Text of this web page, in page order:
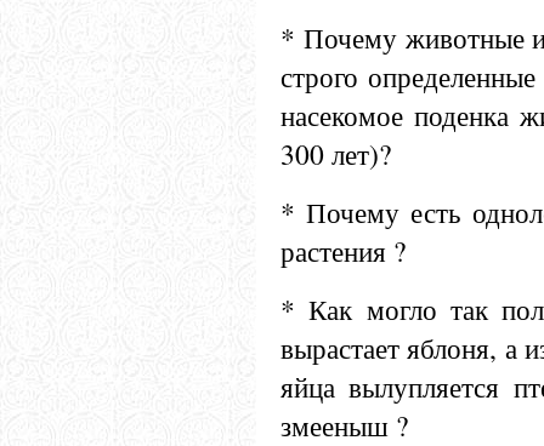
* Почему животные
строго
насекомое поденка
300 лет)?
* Почему есть
растения ?
* Как могло так
вырастает яблоня, а
яйца вылупляется
змееныш ?